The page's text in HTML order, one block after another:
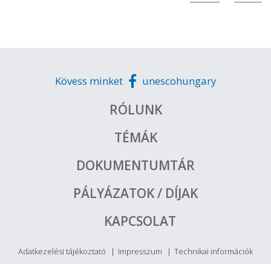
Kövess minket unescohungary
RÓLUNK
TÉMÁK
DOKUMENTUMTÁR
PÁLYÁZATOK / DÍJAK
KAPCSOLAT
Adatkezelési tájékoztató Impresszum
Technikai információk